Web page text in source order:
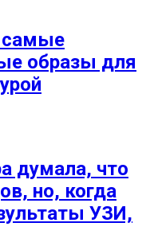
самые
образы для
думала, что
но, когда
УЗИ,